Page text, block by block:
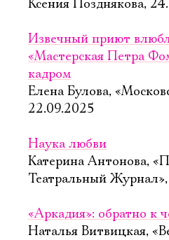
Ксения Позднякова,
Извечный приют
«Мастерская Петра
кадром
Елена Булова,
22.09.2025
Наука любви
Катерина Антонова,
Театральный
«Аркадия»: обратно к
Наталья Витвицкая,